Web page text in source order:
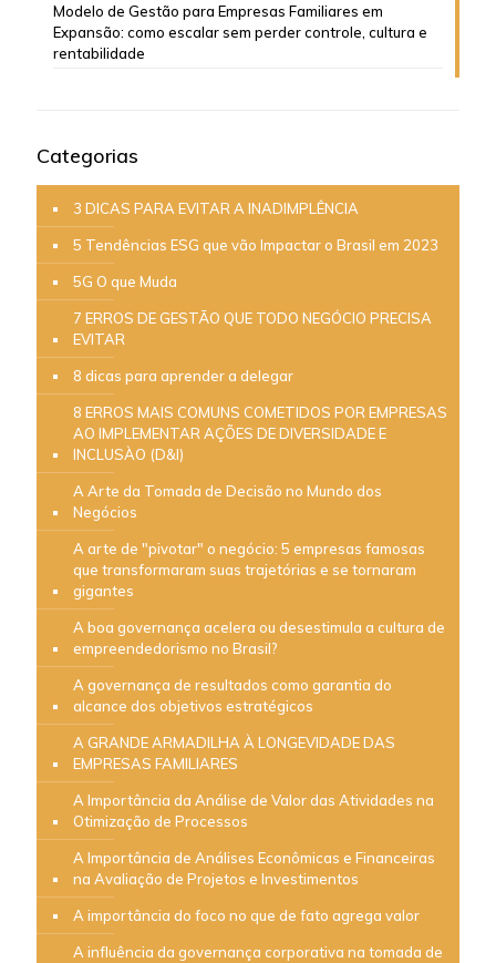
Modelo de Gestão para Empresas Familiares em
Expansão: como escalar sem perder controle, cultura e
rentabilidade
Categorias
3 DICAS PARA EVITAR A INADIMPLÊNCIA
5 Tendências ESG que vão Impactar o Brasil em 2023
5G O que Muda
7 ERROS DE GESTÃO QUE TODO NEGÓCIO PRECISA
EVITAR
8 dicas para aprender a delegar
8 ERROS MAIS COMUNS COMETIDOS POR EMPRESAS
AO IMPLEMENTAR AÇÕES DE DIVERSIDADE E
INCLUSÀO (D&I)
A Arte da Tomada de Decisão no Mundo dos
Negócios
A arte de "pivotar" o negócio: 5 empresas famosas
que transformaram suas trajetórias e se tornaram
gigantes
A boa governança acelera ou desestimula a cultura de
empreendedorismo no Brasil?
A governança de resultados como garantia do
alcance dos objetivos estratégicos
A GRANDE ARMADILHA À LONGEVIDADE DAS
EMPRESAS FAMILIARES
A Importância da Análise de Valor das Atividades na
Otimização de Processos
A Importância de Análises Econômicas e Financeiras
na Avaliação de Projetos e Investimentos
A importância do foco no que de fato agrega valor
A influência da governança corporativa na tomada de